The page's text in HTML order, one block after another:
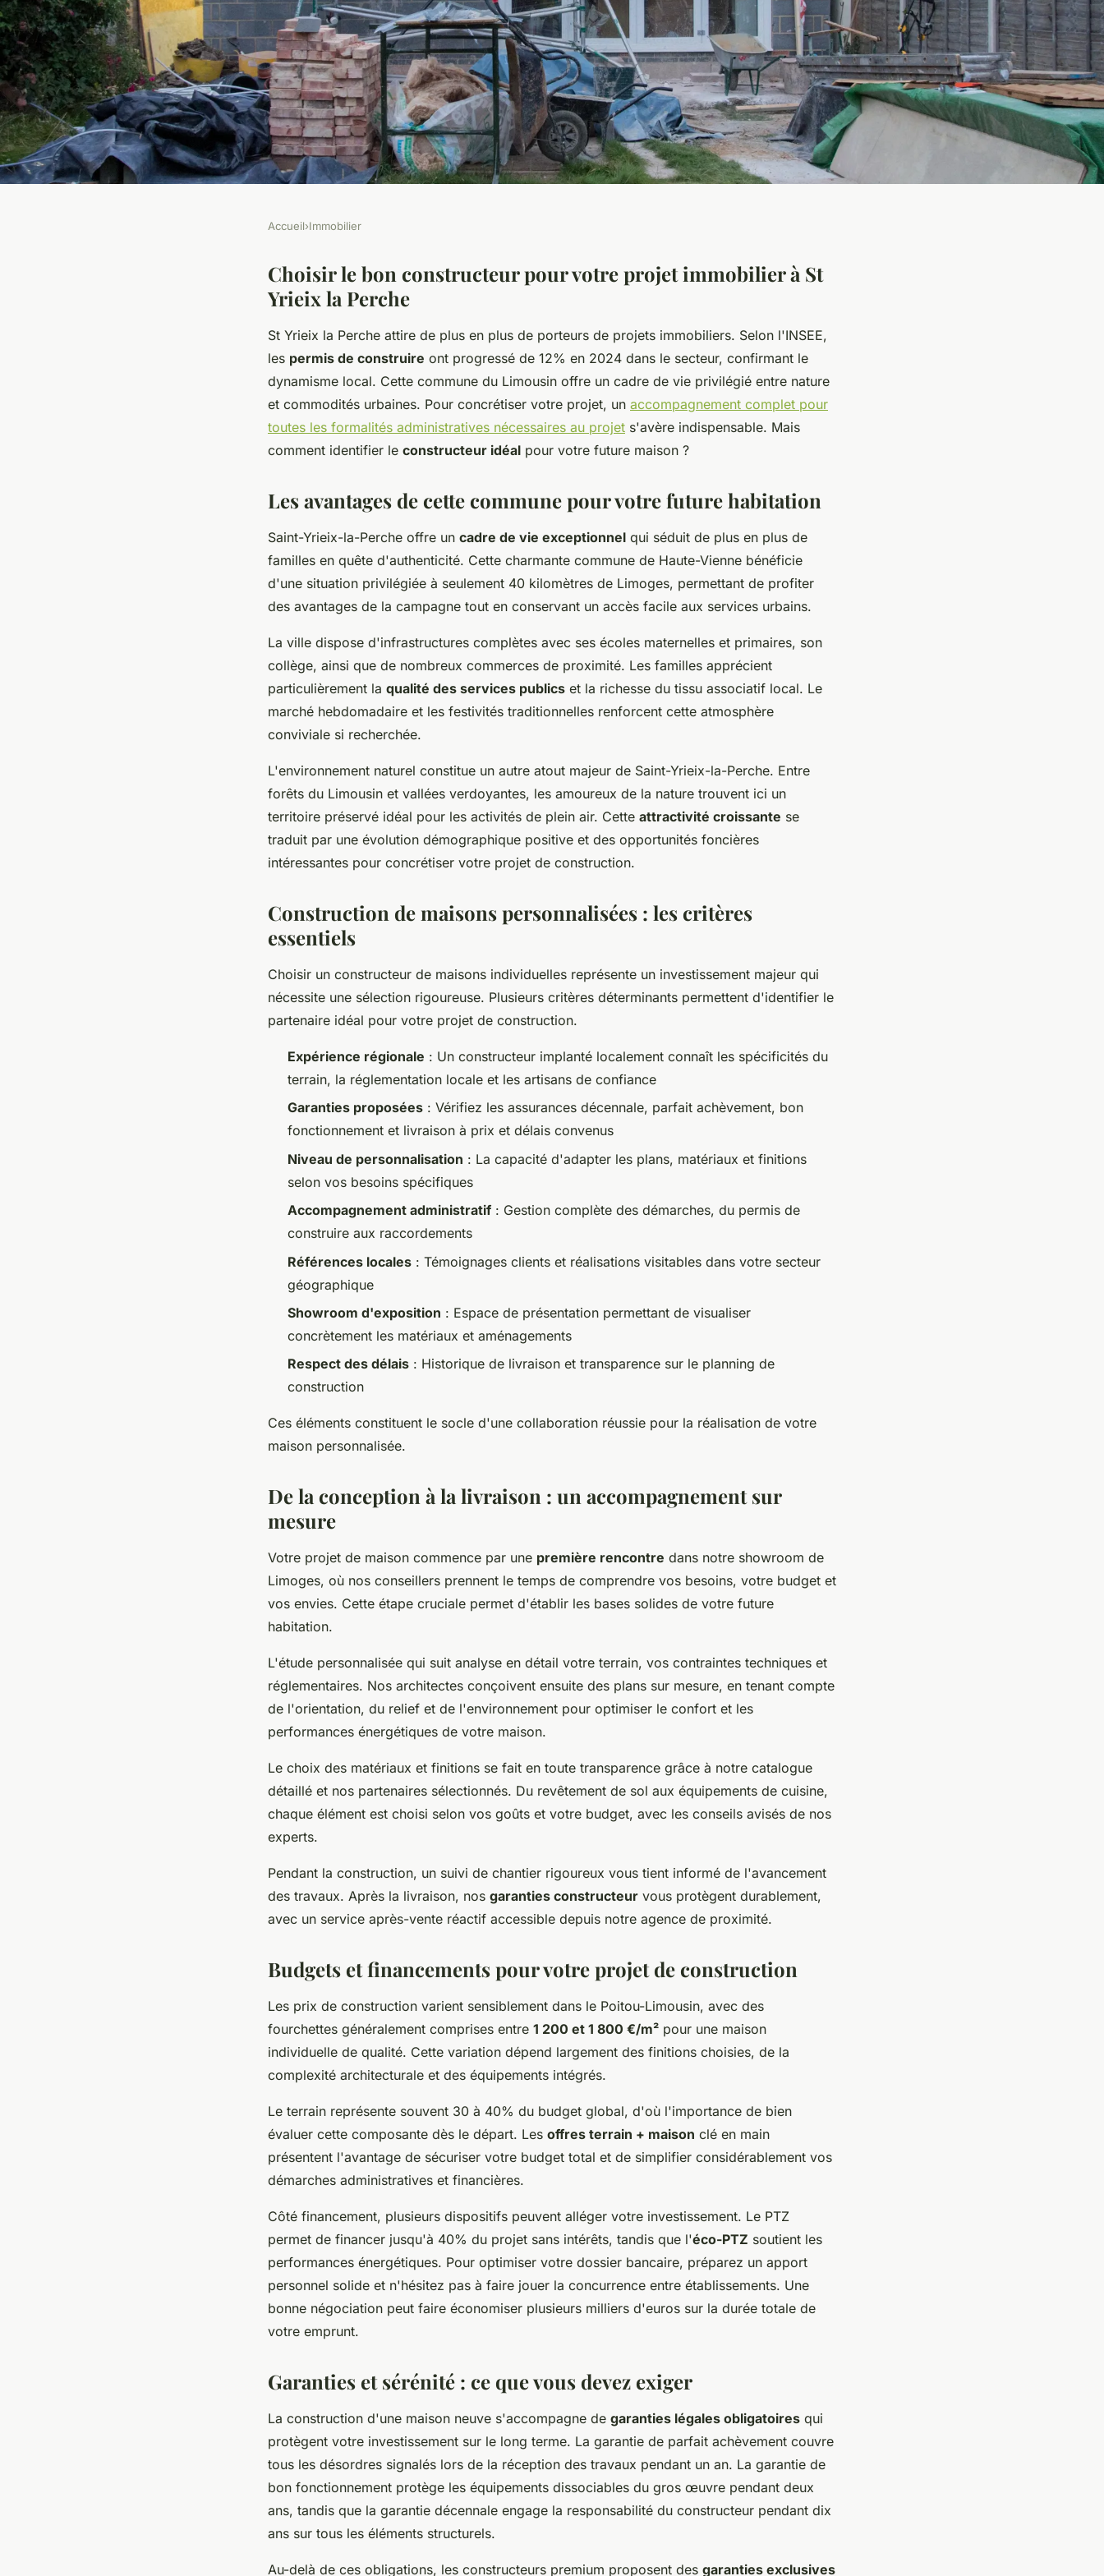
Construire à St Yrieix la Perche :
maisons personnalisées et
accompagnement
Accueil›Immobilier
Choisir le bon constructeur pour votre projet immobilier à St
Yrieix la Perche
St Yrieix la Perche attire de plus en plus de porteurs de projets immobiliers. Selon l'INSEE,
les permis de construire ont progressé de 12% en 2024 dans le secteur, confirmant le
dynamisme local. Cette commune du Limousin offre un cadre de vie privilégié entre nature
et commodités urbaines. Pour concrétiser votre projet, un accompagnement complet pour
toutes les formalités administratives nécessaires au projet s'avère indispensable. Mais
comment identifier le constructeur idéal pour votre future maison ?
Les avantages de cette commune pour votre future habitation
Saint-Yrieix-la-Perche offre un cadre de vie exceptionnel qui séduit de plus en plus de
familles en quête d'authenticité. Cette charmante commune de Haute-Vienne bénéficie
d'une situation privilégiée à seulement 40 kilomètres de Limoges, permettant de profiter
des avantages de la campagne tout en conservant un accès facile aux services urbains.
La ville dispose d'infrastructures complètes avec ses écoles maternelles et primaires, son
collège, ainsi que de nombreux commerces de proximité. Les familles apprécient
particulièrement la qualité des services publics et la richesse du tissu associatif local. Le
marché hebdomadaire et les festivités traditionnelles renforcent cette atmosphère
conviviale si recherchée.
L'environnement naturel constitue un autre atout majeur de Saint-Yrieix-la-Perche. Entre
forêts du Limousin et vallées verdoyantes, les amoureux de la nature trouvent ici un
territoire préservé idéal pour les activités de plein air. Cette attractivité croissante se
traduit par une évolution démographique positive et des opportunités foncières
intéressantes pour concrétiser votre projet de construction.
Construction de maisons personnalisées : les critères
essentiels
Choisir un constructeur de maisons individuelles représente un investissement majeur qui
nécessite une sélection rigoureuse. Plusieurs critères déterminants permettent d'identifier le
partenaire idéal pour votre projet de construction.
Expérience régionale : Un constructeur implanté localement connaît les spécificités du
terrain, la réglementation locale et les artisans de confiance
Garanties proposées : Vérifiez les assurances décennale, parfait achèvement, bon
fonctionnement et livraison à prix et délais convenus
Niveau de personnalisation : La capacité d'adapter les plans, matériaux et finitions
selon vos besoins spécifiques
Accompagnement administratif : Gestion complète des démarches, du permis de
construire aux raccordements
Références locales : Témoignages clients et réalisations visitables dans votre secteur
géographique
Showroom d'exposition : Espace de présentation permettant de visualiser
concrètement les matériaux et aménagements
Respect des délais : Historique de livraison et transparence sur le planning de
construction
Ces éléments constituent le socle d'une collaboration réussie pour la réalisation de votre
maison personnalisée.
De la conception à la livraison : un accompagnement sur
mesure
Votre projet de maison commence par une première rencontre dans notre showroom de
Limoges, où nos conseillers prennent le temps de comprendre vos besoins, votre budget et
vos envies. Cette étape cruciale permet d'établir les bases solides de votre future
habitation.
L'étude personnalisée qui suit analyse en détail votre terrain, vos contraintes techniques et
réglementaires. Nos architectes conçoivent ensuite des plans sur mesure, en tenant compte
de l'orientation, du relief et de l'environnement pour optimiser le confort et les
performances énergétiques de votre maison.
Le choix des matériaux et finitions se fait en toute transparence grâce à notre catalogue
détaillé et nos partenaires sélectionnés. Du revêtement de sol aux équipements de cuisine,
chaque élément est choisi selon vos goûts et votre budget, avec les conseils avisés de nos
experts.
Pendant la construction, un suivi de chantier rigoureux vous tient informé de l'avancement
des travaux. Après la livraison, nos garanties constructeur vous protègent durablement,
avec un service après-vente réactif accessible depuis notre agence de proximité.
Budgets et financements pour votre projet de construction
Les prix de construction varient sensiblement dans le Poitou-Limousin, avec des
fourchettes généralement comprises entre 1 200 et 1 800 €/m² pour une maison
individuelle de qualité. Cette variation dépend largement des finitions choisies, de la
complexité architecturale et des équipements intégrés.
Le terrain représente souvent 30 à 40% du budget global, d'où l'importance de bien
évaluer cette composante dès le départ. Les offres terrain + maison clé en main
présentent l'avantage de sécuriser votre budget total et de simplifier considérablement vos
démarches administratives et financières.
Côté financement, plusieurs dispositifs peuvent alléger votre investissement. Le PTZ
permet de financer jusqu'à 40% du projet sans intérêts, tandis que l'éco-PTZ soutient les
performances énergétiques. Pour optimiser votre dossier bancaire, préparez un apport
personnel solide et n'hésitez pas à faire jouer la concurrence entre établissements. Une
bonne négociation peut faire économiser plusieurs milliers d'euros sur la durée totale de
votre emprunt.
Garanties et sérénité : ce que vous devez exiger
La construction d'une maison neuve s'accompagne de garanties légales obligatoires qui
protègent votre investissement sur le long terme. La garantie de parfait achèvement couvre
tous les désordres signalés lors de la réception des travaux pendant un an. La garantie de
bon fonctionnement protège les équipements dissociables du gros œuvre pendant deux
ans, tandis que la garantie décennale engage la responsabilité du constructeur pendant dix
ans sur tous les éléments structurels.
Au-delà de ces obligations, les constructeurs premium proposent des garanties exclusives